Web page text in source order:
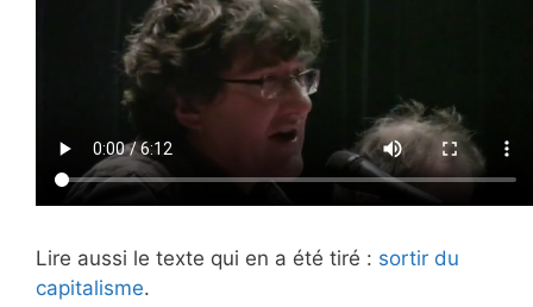
Lire aussi le texte qui en a été tiré : sortir du
capitalisme.